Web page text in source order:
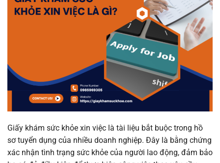
Giấy khám sức khỏe xin việc là tài liệu bắt buộc trong hồ
sơ tuyển dụng của nhiều doanh nghiệp. Đây là bằng chứng
xác nhận tình trạng sức khỏe của người lao động, đảm bảo